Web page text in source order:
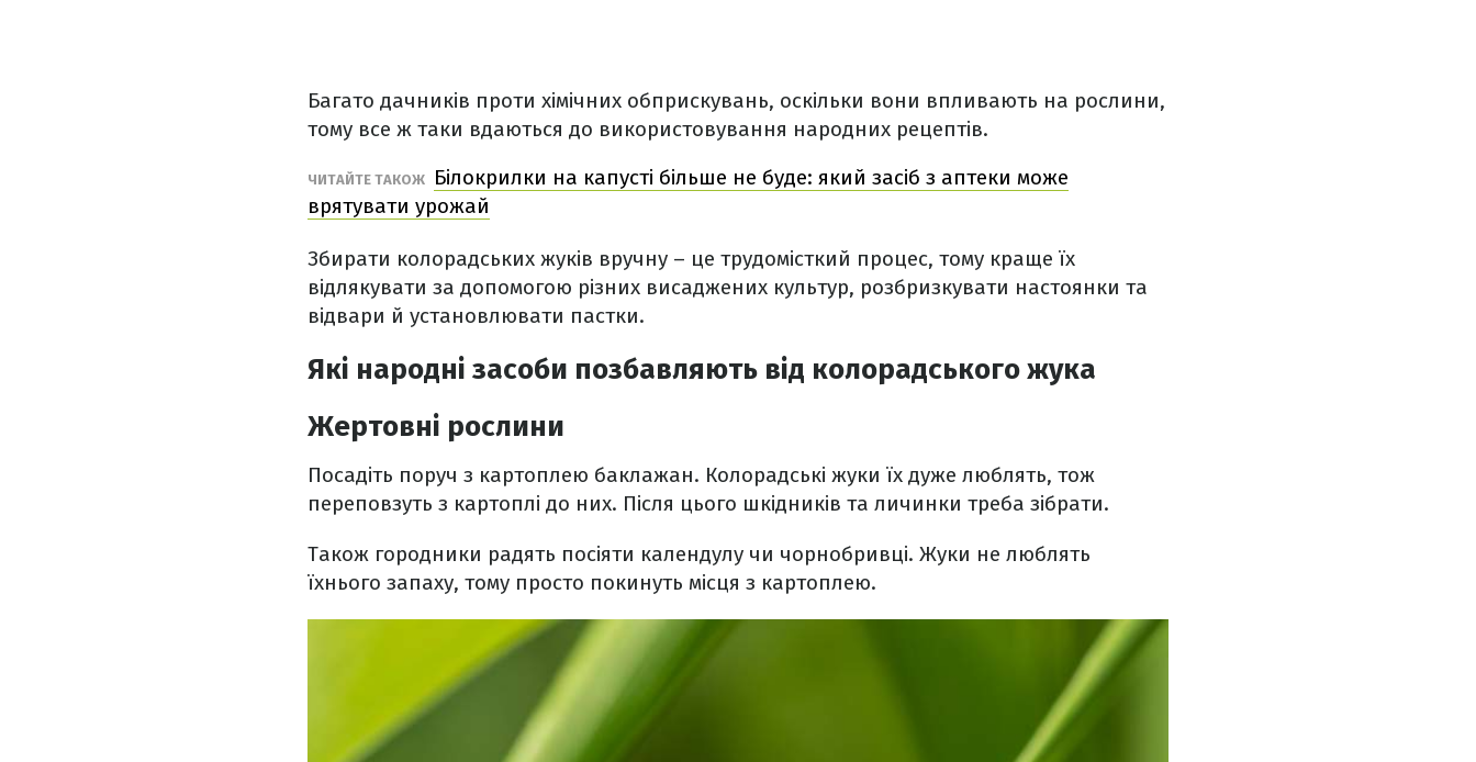
Багато дачників проти хімічних обприскувань, оскільки вони впливають на рослини,
тому все ж таки вдаються до використовування народних рецептів.
ЧИТАЙТЕ ТАКОЖ
Білокрилки на капусті більше не буде: який засіб з аптеки може
врятувати урожай
Збирати колорадських жуків вручну – це трудомісткий процес, тому краще їх
відлякувати за допомогою різних висаджених культур, розбризкувати настоянки та
відвари й установлювати пастки.
Які народні засоби позбавляють від колорадського жука
Жертовні рослини
Посадіть поруч з картоплею баклажан. Колорадські жуки їх дуже люблять, тож
переповзуть з картоплі до них. Після цього шкідників та личинки треба зібрати.
Також городники радять посіяти календулу чи чорнобривці. Жуки не люблять
їхнього запаху, тому просто покинуть місця з картоплею.